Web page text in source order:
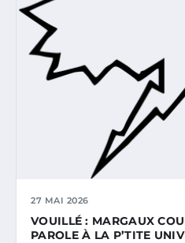
27 MAI 2026
VOUILLÉ : MARGAUX
PAROLE À LA P’TITE